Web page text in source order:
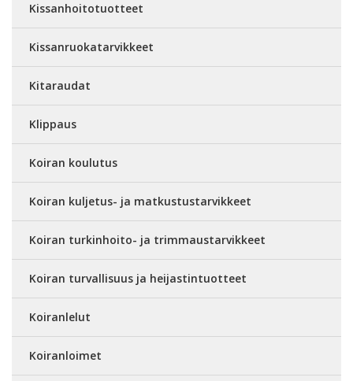
Kissanhoitotuotteet
Kissanruokatarvikkeet
Kitaraudat
Klippaus
Koiran koulutus
Koiran kuljetus- ja matkustustarvikkeet
Koiran turkinhoito- ja trimmaustarvikkeet
Koiran turvallisuus ja heijastintuotteet
Koiranlelut
Koiranloimet